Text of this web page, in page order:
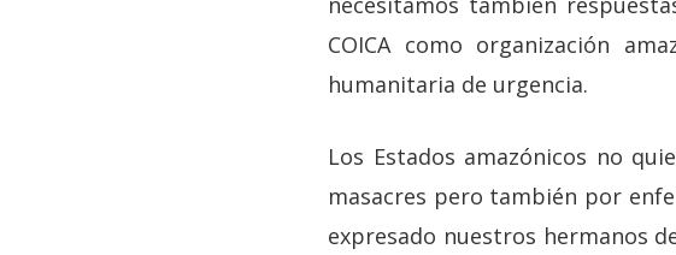
COICA como organización
humanitaria de urgencia.
Los Estados amazónicos no
masacres pero también por
expresado nuestros hermanos